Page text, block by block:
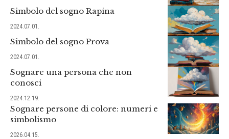
Simbolo del sogno Rapina
2024.07.01.
Simbolo del sogno Prova
2024.07.01.
Sognare una persona che non
conosci
2024.12.19.
Sognare persone di colore: numeri e
simbolismo
2026.04.15.